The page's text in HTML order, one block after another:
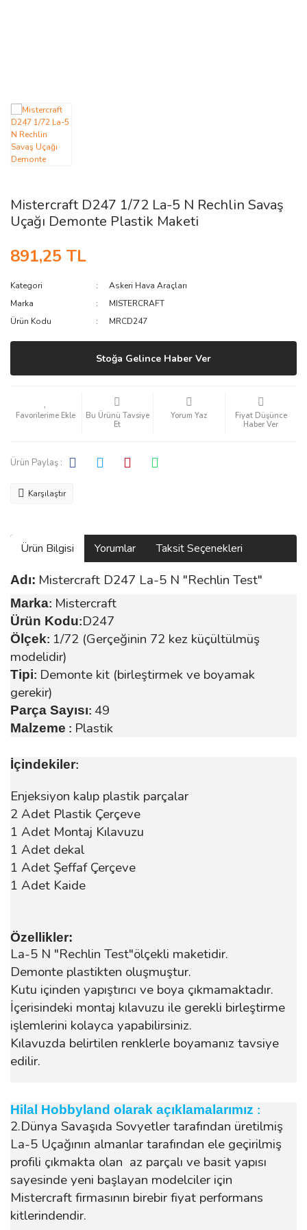
Mistercraft D247 1/72 La-5 N Rechlin Savaş
Uçağı Demonte Plastik Maketi
891,25 TL
Kategori
Askeri Hava Araçları
Marka
MISTERCRAFT
Ürün Kodu
MRCD247
Stoğa Gelince Haber Ver
Bu Ürünü Tavsiye
Et
Yorum Yaz
Fiyat Düşünce
Haber Ver
Ürün Paylaş :
Karşılaştır
Ürün Bilgisi Yorumlar Taksit Seçenekleri
Adı: Mistercraft D247 La-5 N "Rechlin Test"
Marka: Mistercraft
Ürün Kodu:D247
Ölçek: 1/72 (Gerçeğinin 72 kez küçültülmüş
modelidir)
Tipi: Demonte kit (birleştirmek ve boyamak
gerekir)
Parça Sayısı: 49
Malzeme : Plastik
İçindekiler:
Enjeksiyon kalıp plastik parçalar
2 Adet Plastik Çerçeve
1 Adet Montaj Kılavuzu
1 Adet dekal
1 Adet Şeffaf Çerçeve
1 Adet Kaide
Özellikler:
La-5 N "Rechlin Test"ölçekli maketidir.
Demonte plastikten oluşmuştur.
Kutu içinden yapıştırıcı ve boya çıkmamaktadır.
İçerisindeki montaj kılavuzu ile gerekli birleştirme
işlemlerini kolayca yapabilirsiniz.
Kılavuzda belirtilen renklerle boyamanız tavsiye
edilir.
Hilal Hobbyland olarak açıklamalarımız :
2.Dünya Savaşıda Sovyetler tarafından üretilmiş
La-5 Uçağının almanlar tarafından ele geçirilmiş
profili çıkmakta olan az parçalı ve basit yapısı
sayesinde yeni başlayan modelciler için
Mistercraft firmasının birebir fiyat performans
kitlerindendir.
TEKNİK KİTAP ve KATALOGLAR